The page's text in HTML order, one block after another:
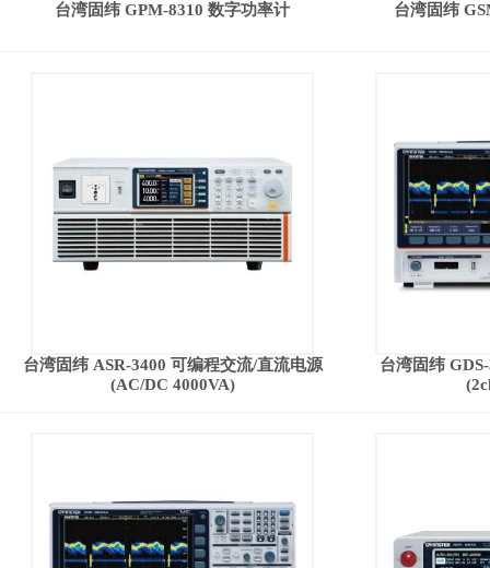
台湾固纬 GPM-8310 数字功率计 台湾固纬
台湾固纬 ASR-3400 可编程交流/直流电源
(AC/DC 4000VA)
台湾固纬